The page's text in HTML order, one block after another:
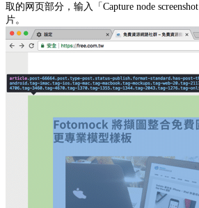
取的网页部分，输入「Capture node
片。